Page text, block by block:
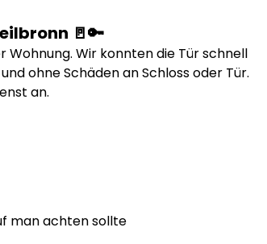
🚪🔑
Wohnung. Wir konnten die Tür schnell
ohne Schäden an Schloss oder Tür.
an.
man achten sollte